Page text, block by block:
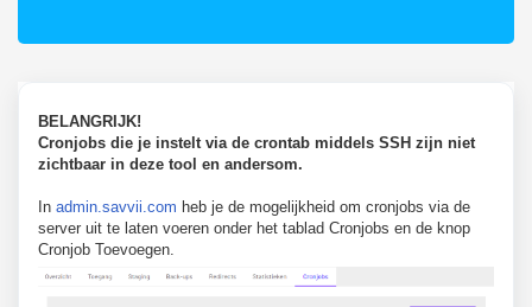
BELANGRIJK!
Cronjobs die je instelt via de crontab middels SSH zijn niet
zichtbaar in deze tool en andersom.
In admin.savvii.com heb je de mogelijkheid om cronjobs via de
server uit te laten voeren onder het tablad Cronjobs en de knop
Cronjob Toevoegen.